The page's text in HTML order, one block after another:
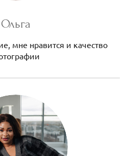
Ольга
мне нравится и качество